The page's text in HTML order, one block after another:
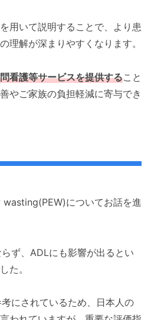
用いて説明することで、より患
理解が深まりやすくなります。
看護等サービスを提供すること
やご家族の負担軽減に寄与でき
についてお話を進
ず、ADLにも影響が出るとい
た。
にされているため、日本人の